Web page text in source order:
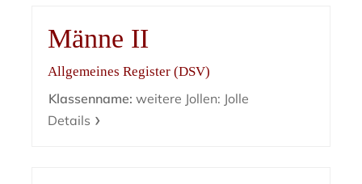
Männe II
Allgemeines Register (DSV)
Klassenname: weitere Jollen: Jolle
Details